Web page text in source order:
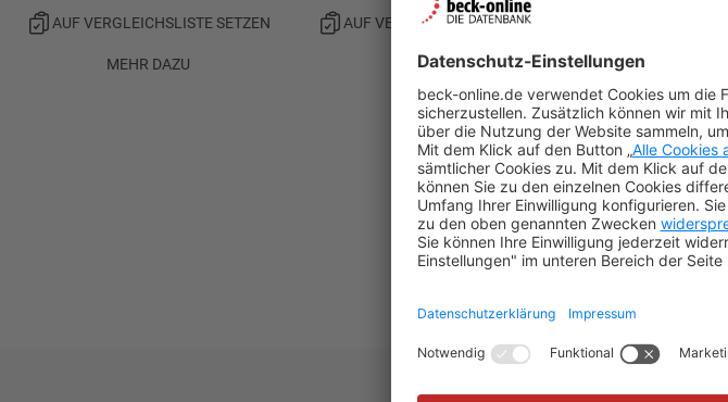
AUF VERGLEICHSLISTE SETZEN
MEHR DAZU
AUF VERGLEICHSLISTE SETZEN
MEHR DAZU